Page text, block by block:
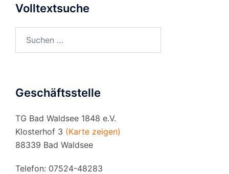
Volltextsuche
nach:
Geschäftsstelle
TG Bad Waldsee 1848 e.V.
Klosterhof 3 (Karte zeigen)
88339 Bad Waldsee
Telefon: 07524-48283